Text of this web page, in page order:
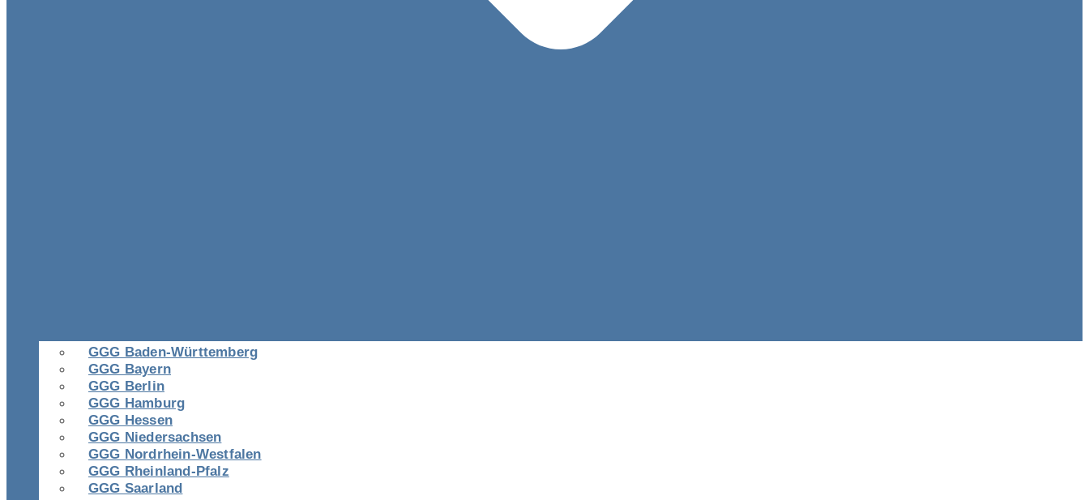
GGG Baden-Württemberg
GGG Bayern
GGG Berlin
GGG Hamburg
GGG Hessen
GGG Niedersachsen
GGG Nordrhein-Westfalen
GGG Rheinland-Pfalz
GGG Saarland